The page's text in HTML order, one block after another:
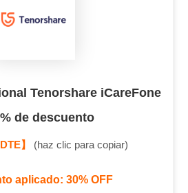
Tenorshare iCareFone
de descuento
】 (haz clic para copiar)
aplicado: 30% OFF